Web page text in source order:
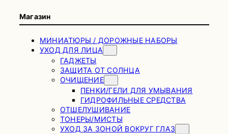
Магазин
МИНИАТЮРЫ / ДОРОЖНЫЕ НАБОРЫ
УХОД ДЛЯ ЛИЦА
ГАДЖЕТЫ
ЗАЩИТА ОТ СОЛНЦА
ОЧИЩЕНИЕ
ПЕНКИ/ГЕЛИ ДЛЯ УМЫВАНИЯ
ГИДРОФИЛЬНЫЕ СРЕДСТВА
ОТШЕЛУШИВАНИЕ
ТОНЕРЫ/МИСТЫ
УХОД ЗА ЗОНОЙ ВОКРУГ ГЛАЗ